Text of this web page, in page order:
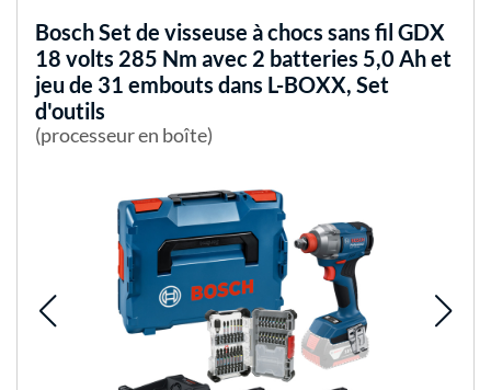
BoschSet de visseuse à chocs sans fil GDX
18 volts 285 Nm avec 2 batteries 5,0 Ah et
jeu de 31 embouts dans L-BOXX, Set
d'outils
(processeur en boîte)